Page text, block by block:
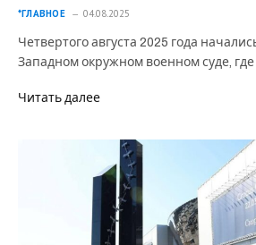
*ГЛАВНОЕ 04.08.2025
Четвертого августа 2025 года
Западном окружном военном суде,
Читать далее